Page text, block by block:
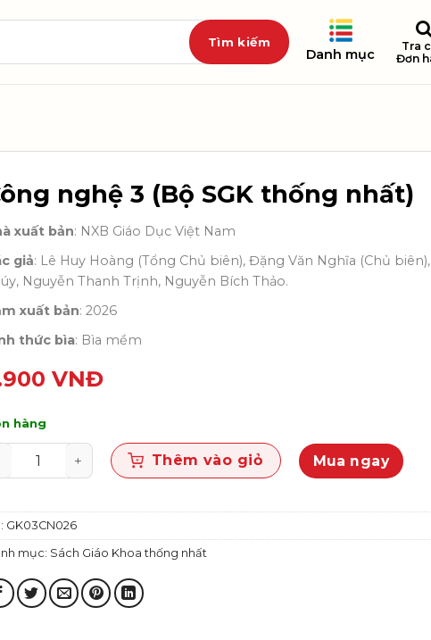
Danh mục
Tra
Đơn
nghệ 3 (Bộ SGK thống nhất)
xuất bản: NXB Giáo Dục Việt Nam
giả: Lê Huy Hoàng (Tổng Chủ biên), Đặng Văn Nghĩa (Chủ
Nguyễn Thanh Trịnh, Nguyễn Bích Thảo.
xuất bản: 2026
thức bìa: Bìa mềm
VNĐ
hàng
nghệ 3 (Bộ SGK thống nhất) số lượng
Thêm vào giỏ Mua ngay
GK03CN026
mục: Sách Giáo Khoa thống nhất